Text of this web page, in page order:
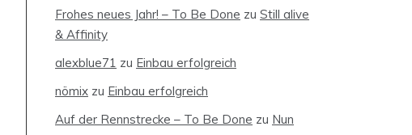
Frohes neues Jahr! – To Be Done zu Still alive
& Affinity
alexblue71 zu Einbau erfolgreich
nömix zu Einbau erfolgreich
Auf der Rennstrecke – To Be Done zu Nun